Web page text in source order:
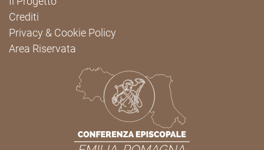
Crediti
Privacy & Cookie Policy
Area Riservata